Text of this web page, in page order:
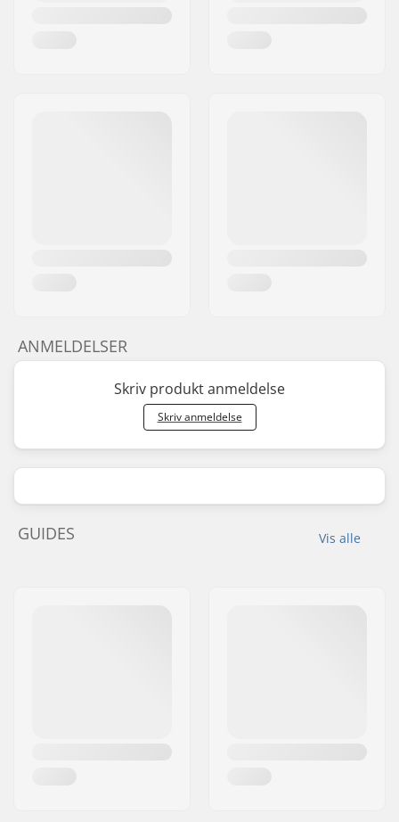
ANMELDELSER
Skriv produkt anmeldelse
Skriv anmeldelse
Vis alle
GUIDES